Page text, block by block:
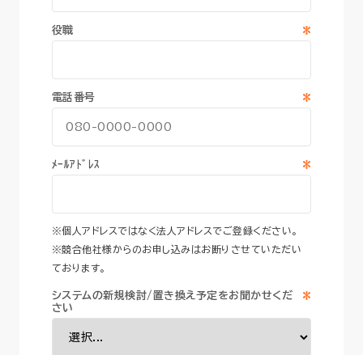
*
役職
*
電話番号
*
ﾒｰﾙｱﾄﾞﾚｽ
※個人アドレスではなく法人アドレスでご登録ください。
※競合他社様からのお申し込みはお断りさせていただい
ております。
*
システムの新規検討/置き換え予定をお聞かせくだ
さい